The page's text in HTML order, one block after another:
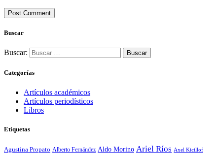
Buscar
Buscar:
Categorías
Artículos académicos
Artículos periodísticos
Libros
Etiquetas
Agustina Propato Alberto Fernández Aldo Morino Ariel Ríos Axel Kicillof